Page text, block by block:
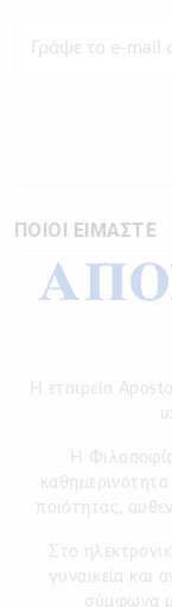
ΠΟΙΟΙ ΕΙΜΑΣΤΕ
Η εταιρεία
H
ποιότητας,
Στο
γυναικεία και
σύμφωνα